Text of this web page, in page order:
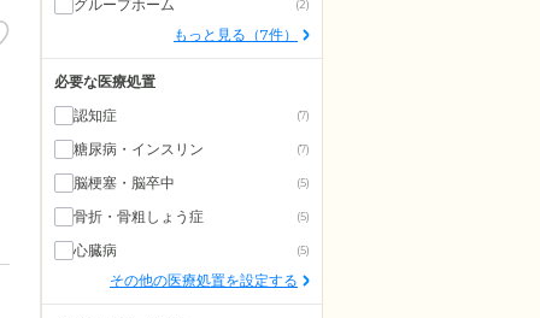
グループホーム (2)
もっと見る（7件）
必要な医療処置
認知症
(7)
糖尿病・インスリン (7)
脳梗塞・脳卒中 (5)
骨折・骨粗しょう症 (5)
心臓病 (5)
その他の医療処置を設定する